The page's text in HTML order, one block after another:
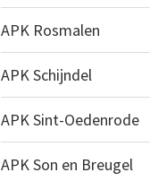
APK Rosmalen
APK Schijndel
APK Sint-Oedenrode
APK Son en Breugel